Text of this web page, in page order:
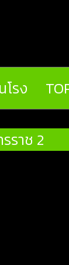
รง
ราช 2